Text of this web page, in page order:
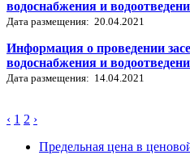
водоснабжения и
Дата размещения: 20.04.2021
Информация о проведении
водоснабжения и
Дата размещения: 14.04.2021
‹ 1 2 ›
Предельная цена в